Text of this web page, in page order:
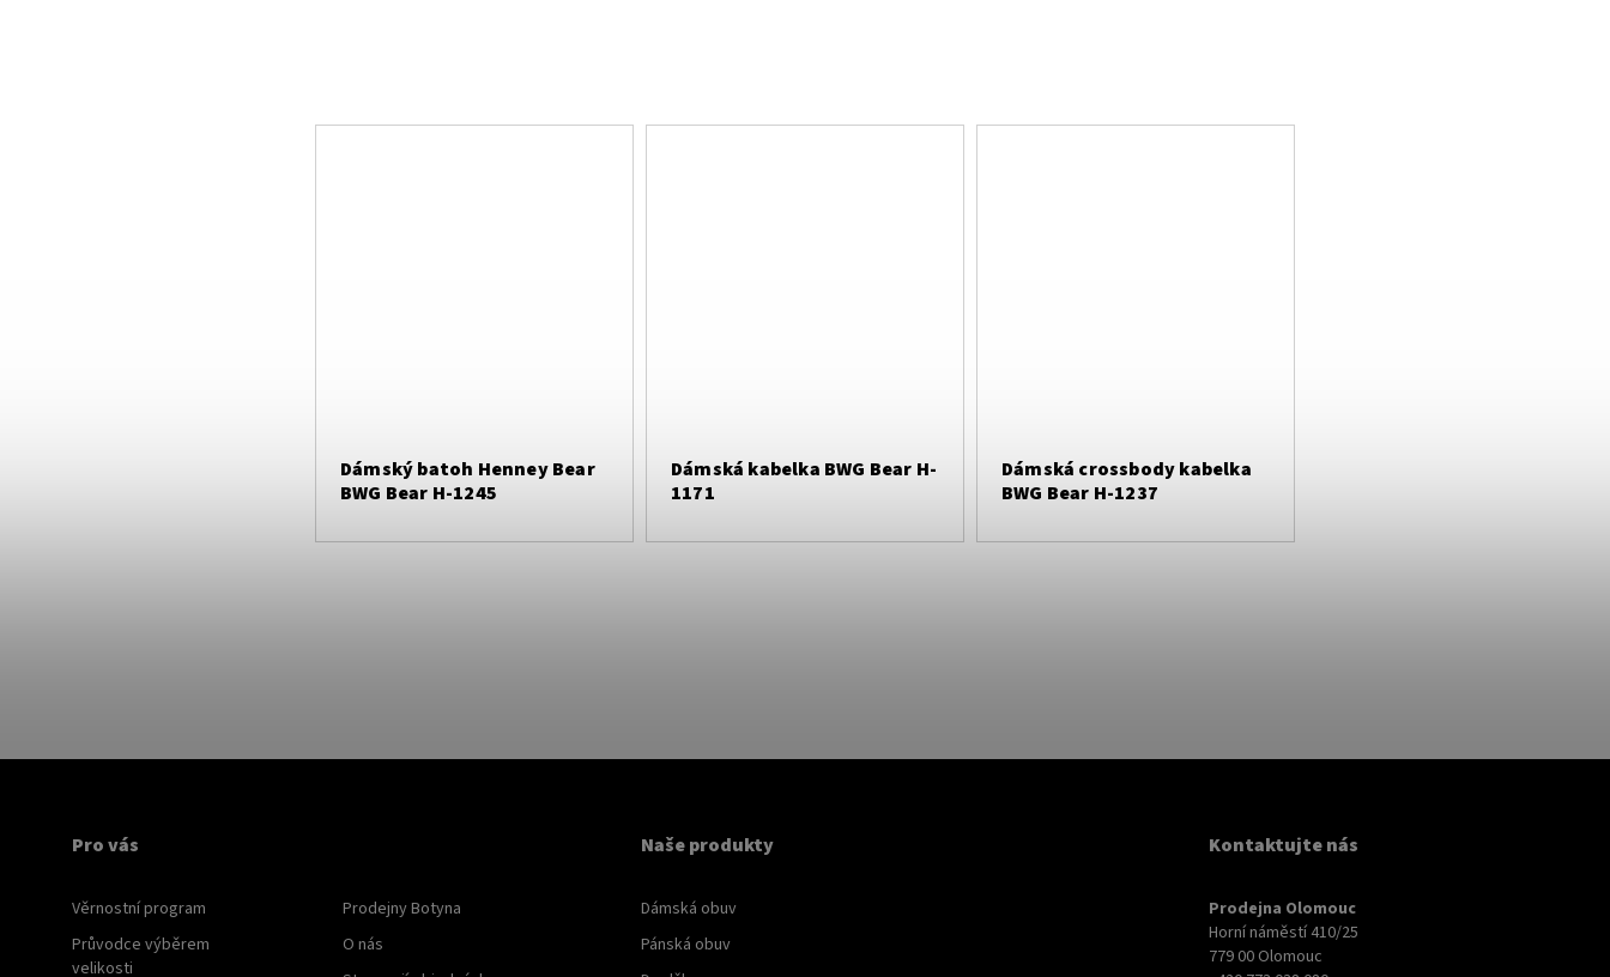
Dámský batoh Henney Bear
BWG Bear H-1245
Dámská kabelka BWG Bear H-
1171
Dámská crossbody kabelka
BWG Bear H-1237
Pro vás
Věrnostní program
Průvodce výběrem
velikosti
Prodejny Botyna
O nás
Naše produkty
Dámská obuv
Pánská obuv
Kontaktujte nás
Prodejna Olomouc
Horní náměstí 410/25
779 00 Olomouc